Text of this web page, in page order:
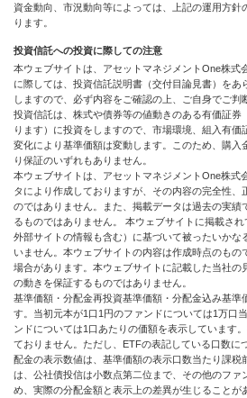
資金動向、市況動向等によっては、上記の運用方針
ります。
投資信託への投資に際しての注意
本ウェブサイトは、アセットマネジメントOne株式
に際しては、投資信託説明書（交付目論見書）をあ
しますので、必ず内容をご確認の上、ご自身でご判
投資信託は、株式や債券等の値動きのある有価証券
ります）に投資をしますので、市場環境、組入有
変化により基準価額は変動します。このため、購入
り保証のいずれもありません。
本ウェブサイトは、アセットマネジメントOne株式
タにより作成しておりますが、その内容の完全性、
のではありません。また、掲載データは過去の実績
るものではありません。 本ウェブサイトに掲載さ
外部サイトの情報も含む）に基づいて被ったいかな
いません。本ウェブサイトの内容は作成時点のもの
場合があります。本ウェブサイトに記載した当社の
の動きを保証するものではありません。
基準価額・分配金再投資基準価額・分配金込み基準
す。当初元本が1口1円のファンドについては1万口
ンドについては1口あたりの価額を表示しています
ておりません。ただし、ETFの表記している口数に
配金の表示数値は、基準価額の表示口数当たり課税
は、公社債投信は小数点第二位まで、その他のファ
め、実際の分配金額と表示上の差異が生じることが